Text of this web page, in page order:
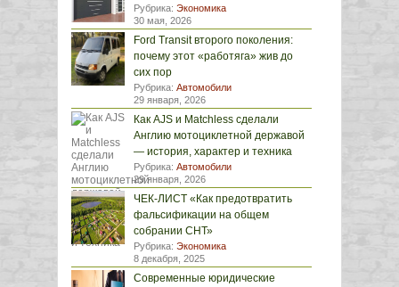
Рубрика: Экономика
30 мая, 2026
Ford Transit второго поколения:
почему этот «работяга» жив до
сих пор
Рубрика: Автомобили
29 января, 2026
Как AJS и Matchless сделали
Англию мотоциклетной державой
— история, характер и техника
Рубрика: Автомобили
29 января, 2026
ЧЕК-ЛИСТ «Как предотвратить
фальсификации на общем
собрании СНТ»
Рубрика: Экономика
8 декабря, 2025
Современные юридические